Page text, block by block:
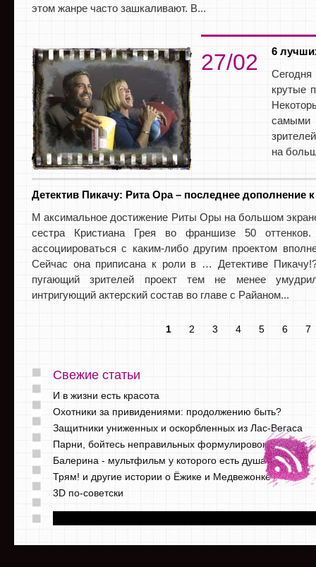
этом жанре часто зашкаливают. В...
27/02
6
крутые
самыми
на
Детектив Пикачу: Рита Ора – последнее дополнение к
М аксимальное достижение Риты Оры на большом
сестра Кристиана Грея во франшизе 50
ассоциироваться с каким-либо другим проектом
Сейчас она приписана к роли в … Детективе
пугающий зрителей проект тем не менее
интригующий актерский состав во главе с Райаном...
1 2 3 4 5 6 7
Свежие статьи
И в жизни есть красота
Охотники за привидениями: продолжению быть?
Защитники униженных и оскорбленных из Лас-Вегаса
Парни, бойтесь неправильных формулировок
Балерина - мультфильм у которого есть душа
Трям! и другие истории о Ёжике и Медвежонке
3D по-советски